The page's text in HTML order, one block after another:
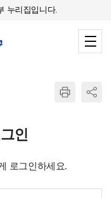
누리집입니다.
인
로그인하세요.